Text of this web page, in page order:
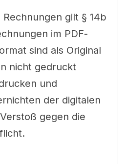
gilt § 14b
im PDF-
sind als Original
nicht gedruckt
und
der digitalen
gegen die